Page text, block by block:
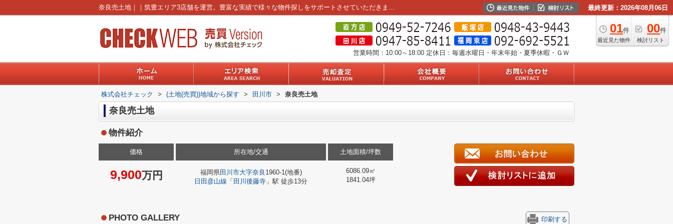
奈良売土地｜｜筑豊エリア3店舗を運営。豊富な実績で様々な物件探しをサポートさせていただきます。 最終更新：2026年08月06日
01件
最近見た物件
00件
検討リスト
営業時間：10:00～18:00 定休日：毎週水曜日・年末年始・夏季休暇・ＧＷ
株式会社チェック > (土地(売買))地域から探す > 田川市 > 奈良売土地
奈良売土地
物件紹介
価格
9,900万円
所在地/交通
福岡県田川市大字奈良 1960-1(地番)
日田彦山線 「 田川後藤寺 」駅 徒歩13分
土地面積/坪数
6086.09㎡
1841.04坪
PHOTO GALLERY 印刷する